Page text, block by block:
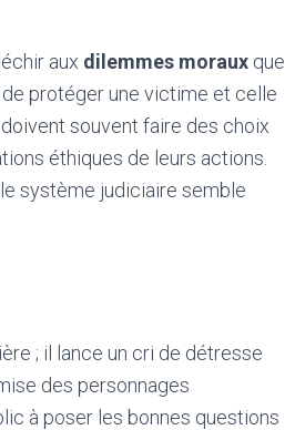
aux dilemmes moraux que
protéger une victime et celle
souvent faire des choix
éthiques de leurs actions.
système judiciaire semble
; il lance un cri de détresse
des personnages
à poser les bonnes questions